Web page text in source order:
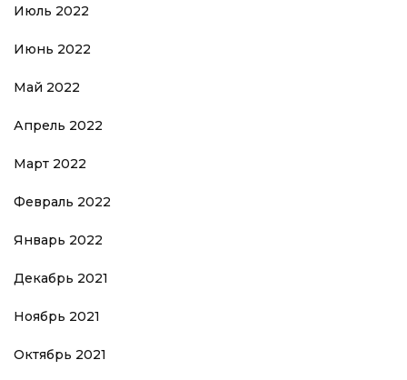
Июль 2022
Июнь 2022
Май 2022
Апрель 2022
Март 2022
Февраль 2022
Январь 2022
Декабрь 2021
Ноябрь 2021
Октябрь 2021